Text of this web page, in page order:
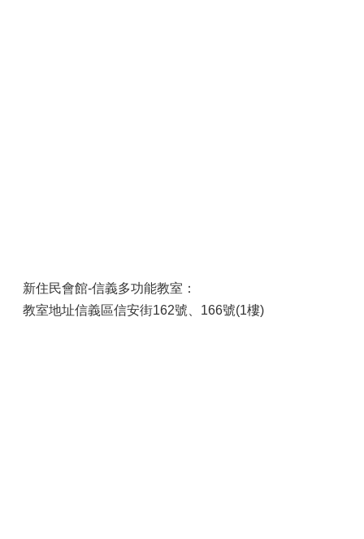
新住民會館-信義多功能教室：
教室地址信義區信安街162號、166號(1樓)